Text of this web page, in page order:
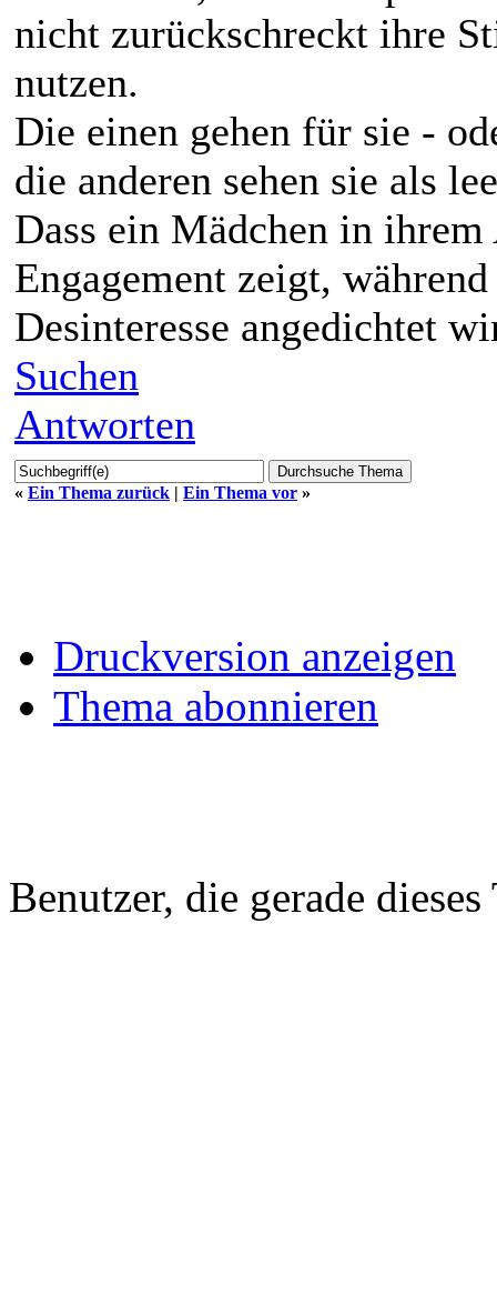
nicht zurückschreckt ihre
nutzen.
Die einen gehen für sie -
die anderen sehen sie als
Dass ein Mädchen in
Engagement zeigt,
Desinteresse angedichtet
Suchen
Antworten
« Ein Thema zurück | Ein Thema vor »
Druckversion anzeigen
Thema abonnieren
Benutzer, die gerade